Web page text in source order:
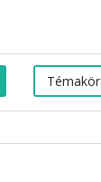
Témakör